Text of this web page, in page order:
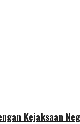
Kejaksaan